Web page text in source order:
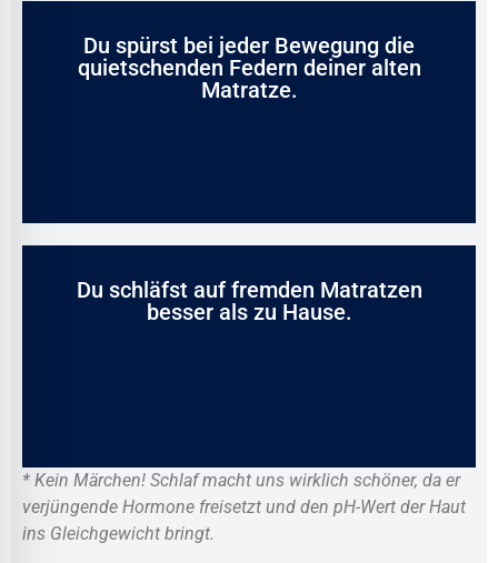
Du spürst bei jeder Bewegung die
quietschenden Federn deiner alten
Matratze.
Du schläfst auf fremden Matratzen
besser als zu Hause.
* Kein Märchen! Schlaf macht uns wirklich schöner, da er
verjüngende Hormone freisetzt und den pH-Wert der Haut
ins Gleichgewicht bringt.